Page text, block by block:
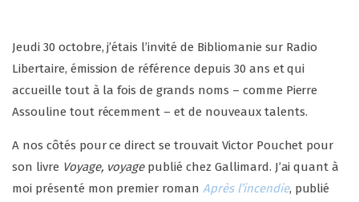
Jeudi 30 octobre, j’étais l’invité de Bibliomanie sur Radio
Libertaire, émission de référence depuis 30 ans et qui
accueille tout à la fois de grands noms – comme Pierre
Assouline tout récemment – et de nouveaux talents.
A nos côtés pour ce direct se trouvait Victor Pouchet pour
son livre Voyage, voyagepublié chez Gallimard. J’ai quant à
moi présenté mon premier romanAprès l’incendie, publié